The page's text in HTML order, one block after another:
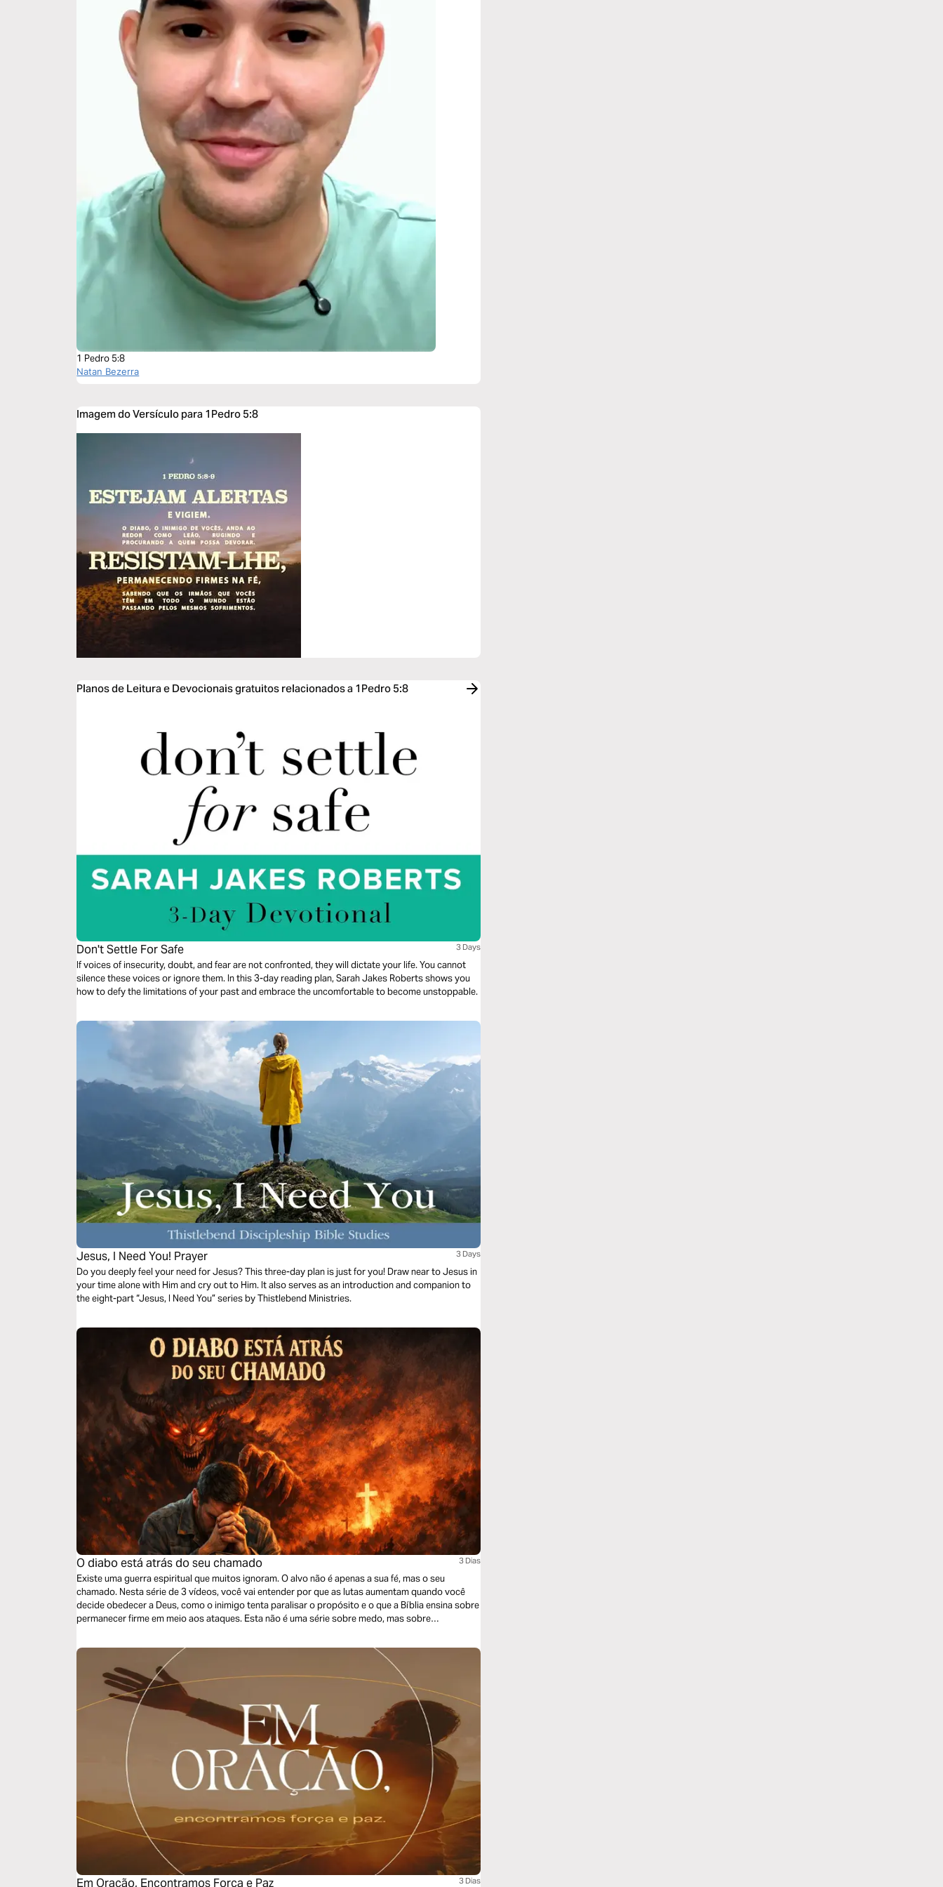
1 Pedro 5:8
Natan Bezerra
Imagem do Versículo para 1Pedro 5:8
Planos de Leitura e Devocionais gratuitos relacionados a 1Pedro 5:8
Don't Settle For Safe 3 Days
If voices of insecurity, doubt, and fear are not confronted, they will dictate your life. You cannot
silence these voices or ignore them. In this 3-day reading plan, Sarah Jakes Roberts shows you
how to defy the limitations of your past and embrace the uncomfortable to become unstoppable.
Jesus, I Need You! Prayer 3 Days
Do you deeply feel your need for Jesus? This three-day plan is just for you! Draw near to Jesus in
your time alone with Him and cry out to Him. It also serves as an introduction and companion to
the eight-part “Jesus, I Need You” series by Thistlebend Ministries.
O diabo está atrás do seu chamado 3 Dias
Existe uma guerra espiritual que muitos ignoram. O alvo não é apenas a sua fé, mas o seu
chamado. Nesta série de 3 vídeos, você vai entender por que as lutas aumentam quando você
decide obedecer a Deus, como o inimigo tenta paralisar o propósito e o que a Bíblia ensina sobre
permanecer firme em meio aos ataques. Esta não é uma série sobre medo, mas sobre
chamado importa.
Em Oração, Encontramos Força e Paz 3 Dias